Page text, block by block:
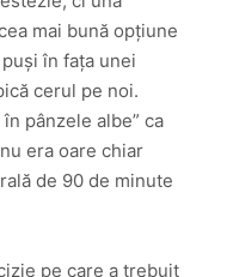
mai bună opțiune
în fața unei
cerul pe noi.
pânzele albe” ca
era oare chiar
de 90 de minute
pe care a trebuit